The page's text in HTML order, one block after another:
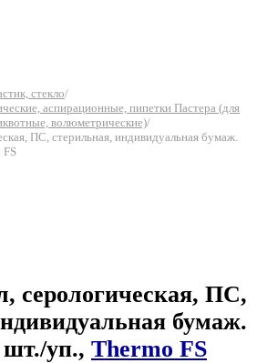
стекло/
аспирационные, пипетки Пастера (для
волюметрические)/
ПС, стерильная, индивидуальная бумаж.
FS
серологическая, ПС,
бумаж.
шт./уп., Thermo FS